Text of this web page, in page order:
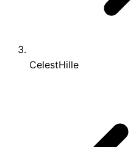
CelestHille